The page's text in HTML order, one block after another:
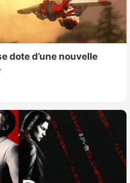
dote d’une nouvelle